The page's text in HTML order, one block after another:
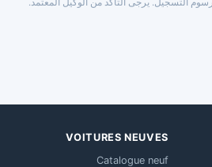
التسجيل. يرجى التأكد من الوكيل المعتمد.
VOITURES NEUVES
Catalogue neuf